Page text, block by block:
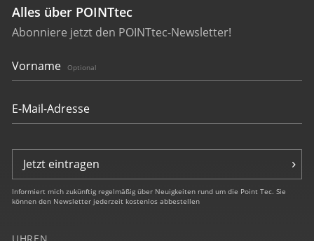
Alles über POINTtec
Abonniere jetzt den POINTtec-Newsletter!
Vorname Optional
Jetzt eintragen
Informiert mich zukünftig regelmäßig über Neuigkeiten rund um die Point Tec. Sie
können den Newsletter jederzeit kostenlos abbestellen